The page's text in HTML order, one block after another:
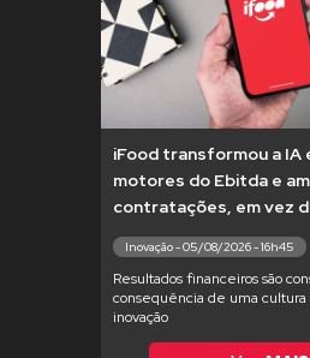
iFood transformou a IA
motores do Ebitda e
contratações, em vez
Inovação - 05/08/2026 - 16h45
Resultados financeiros são
consequência de uma cultura
inovação